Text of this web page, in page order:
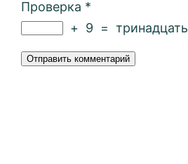
Проверка *
+ 9 = тринадцать